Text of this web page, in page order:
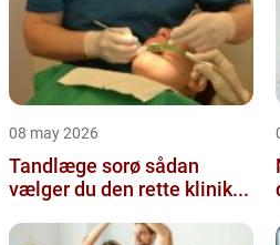
08 may 2026
Tandlæge sorø sådan
vælger du den rette klinik...